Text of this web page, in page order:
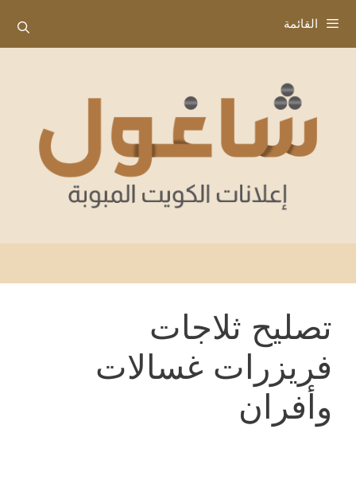
إلى
المحتوى
القائمة
تصليح ثلاجات
فريزرات غسالات
وأفران